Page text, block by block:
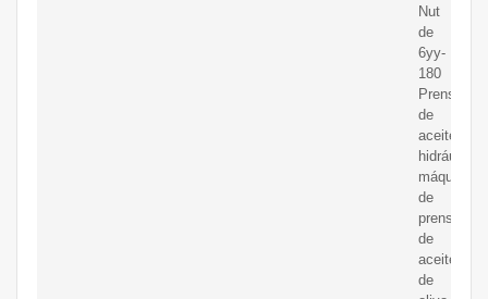
Nut
de
6yy-
180
Prensa
de
aceite
hidráulico
máquina
de
prensa
de
aceite
de